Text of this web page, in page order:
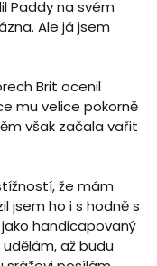
Paddy na svém
Ale já jsem
Brit ocenil
mu velice pokorně
však začala vařit
že mám
jsem ho i s hodně s
handicapovaný
až budu